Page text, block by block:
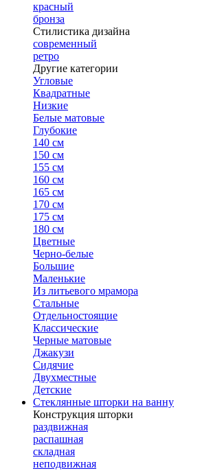
красный
бронза
Стилистика дизайна
современный
ретро
Другие категории
Угловые
Квадратные
Низкие
Белые матовые
Глубокие
140 см
150 см
155 см
160 см
165 см
170 см
175 см
180 см
Цветные
Черно-белые
Большие
Маленькие
Из литьевого мрамора
Стальные
Отдельностоящие
Классические
Черные матовые
Джакузи
Сидячие
Двухместные
Детские
Стеклянные шторки на ванну
Конструкция шторки
раздвижная
распашная
складная
неподвижная